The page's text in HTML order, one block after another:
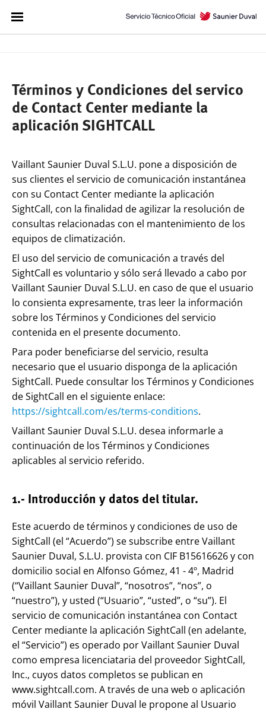
Términos y Condiciones del servico
de Contact Center mediante la
aplicación SIGHTCALL
Vaillant Saunier Duval S.L.U. pone a disposición de
sus clientes el servicio de comunicación instantánea
con su Contact Center mediante la aplicación
SightCall, con la finalidad de agilizar la resolución de
consultas relacionadas con el mantenimiento de los
equipos de climatización.
El uso del servicio de comunicación a través del
SightCall es voluntario y sólo será llevado a cabo por
Vaillant Saunier Duval S.L.U. en caso de que el usuario
lo consienta expresamente, tras leer la información
sobre los Términos y Condiciones del servicio
contenida en el presente documento.
Para poder beneficiarse del servicio, resulta
necesario que el usuario disponga de la aplicación
SightCall. Puede consultar los Términos y Condiciones
de SightCall en el siguiente enlace:
https://sightcall.com/es/terms-conditions.
Vaillant Saunier Duval S.L.U. desea informarle a
continuación de los Términos y Condiciones
aplicables al servicio referido.
1.- Introducción y datos del titular.
Este acuerdo de términos y condiciones de uso de
SightCall (el “Acuerdo”) se subscribe entre Vaillant
Saunier Duval, S.L.U. provista con CIF B15616626 y con
domicilio social en Alfonso Gómez, 41 - 4º, Madrid
(“Vaillant Saunier Duval”, “nosotros”, “nos”, o
“nuestro”), y usted (“Usuario”, “usted”, o “su”). El
servicio de comunicación instantánea con Contact
Center mediante la aplicación SightCall (en adelante,
el “Servicio”) es operado por Vaillant Saunier Duval
como empresa licenciataria del proveedor SightCall,
Inc., cuyos datos completos se publican en
www.sightcall.com. A través de una web o aplicación
móvil Vaillant Saunier Duval le propone al Usuario